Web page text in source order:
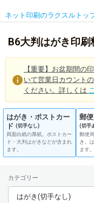
ネット印刷のラクスルトッ
B6大判はがき印刷
【重要】お盆期間の
いて営業日カウント
ください。詳しくは
はがき・ポストカー
ド (切手なし)
両面白紙の厚紙。ポストカー
ド・大判はがきなどが含まれ
ます。
郵
(切手
郵便
き。
ます。
カテゴリー
はがき(切手なし)